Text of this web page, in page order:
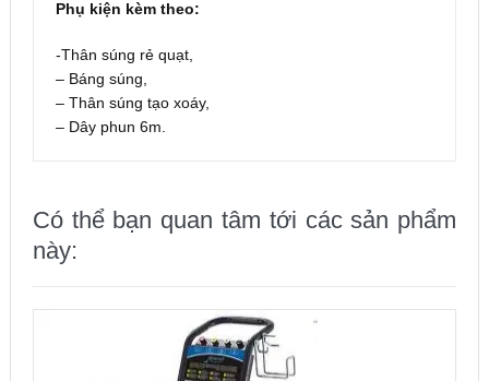
Phụ kiện kèm theo:
-Thân súng rẻ quạt,
– Báng súng,
– Thân súng tạo xoáy,
– Dây phun 6m.
Có thể bạn quan tâm tới các sản phẩm
này: